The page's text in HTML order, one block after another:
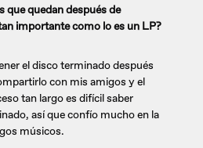
que quedan después de
importante como lo es un LP?
el disco terminado después
con mis amigos y el
tan largo es difícil saber
así que confío mucho en la
músicos.